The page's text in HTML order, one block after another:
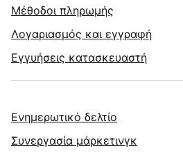
Μέθοδοι πληρωμής
Λογαριασμός και εγγραφή
Εγγυήσεις κατασκευαστή
Ενημερωτικό δελτίο
Συνεργασία μάρκετινγκ